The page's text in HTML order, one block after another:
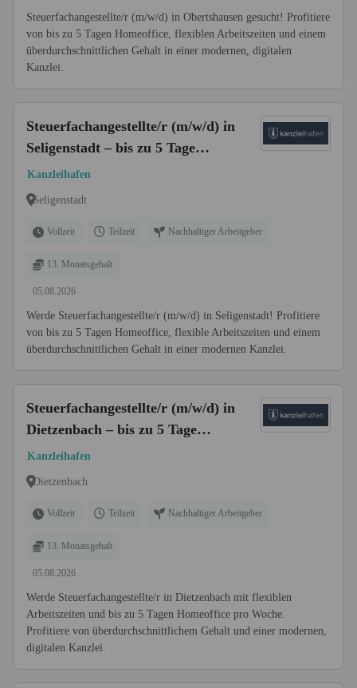
Steuerfachangestellte/r (m/w/d) in Obertshausen gesucht! Profitiere
von bis zu 5 Tagen Homeoffice, flexiblen Arbeitszeiten und einem
überdurchschnittlichen Gehalt in einer modernen, digitalen
Kanzlei.
Steuerfachangestellte/r (m/w/d) in
Seligenstadt – bis zu 5 Tage
Homeoffice
Kanzleihafen
Seligenstadt
Vollzeit Teilzeit Nachhaltiger Arbeitgeber
13. Monatsgehalt
05.08.2026
Werde Steuerfachangestellte/r (m/w/d) in Seligenstadt! Profitiere
von bis zu 5 Tagen Homeoffice, flexible Arbeitszeiten und einem
überdurchschnittlichen Gehalt in einer modernen Kanzlei.
Steuerfachangestellte/r (m/w/d) in
Dietzenbach – bis zu 5 Tage
Homeoffice
Kanzleihafen
Dietzenbach
Vollzeit Teilzeit Nachhaltiger Arbeitgeber
13. Monatsgehalt
05.08.2026
Werde Steuerfachangestellte/r in Dietzenbach mit flexiblen
Arbeitszeiten und bis zu 5 Tagen Homeoffice pro Woche.
Profitiere von überdurchschnittlichem Gehalt und einer modernen,
digitalen Kanzlei.